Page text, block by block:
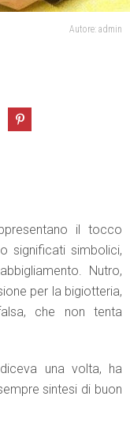
Autore: admin
il tocco
significati simbolici,
Nutro,
per la bigiotteria,
che non tenta
una volta, ha
sintesi di buon